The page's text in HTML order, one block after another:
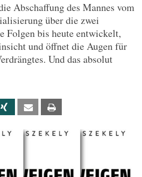
Abschaffung des Mannes vom
über die zwei
Folgen bis heute entwickelt,
und öffnet die Augen für
Und das absolut
Xing Email